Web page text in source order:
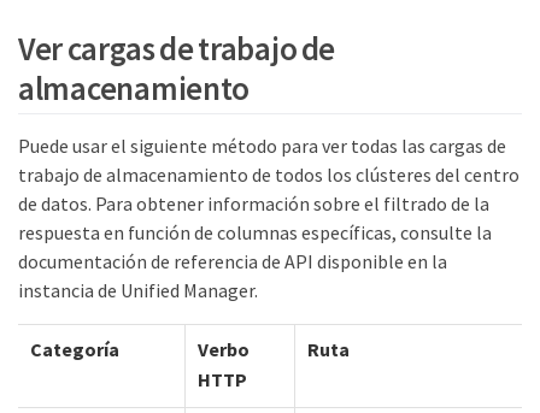
Ver cargas de trabajo de
almacenamiento
Puede usar el siguiente método para ver todas las cargas de
trabajo de almacenamiento de todos los clústeres del centro
de datos. Para obtener información sobre el filtrado de la
respuesta en función de columnas específicas, consulte la
documentación de referencia de API disponible en la
instancia de Unified Manager.
Categoría
Verbo
HTTP
Ruta